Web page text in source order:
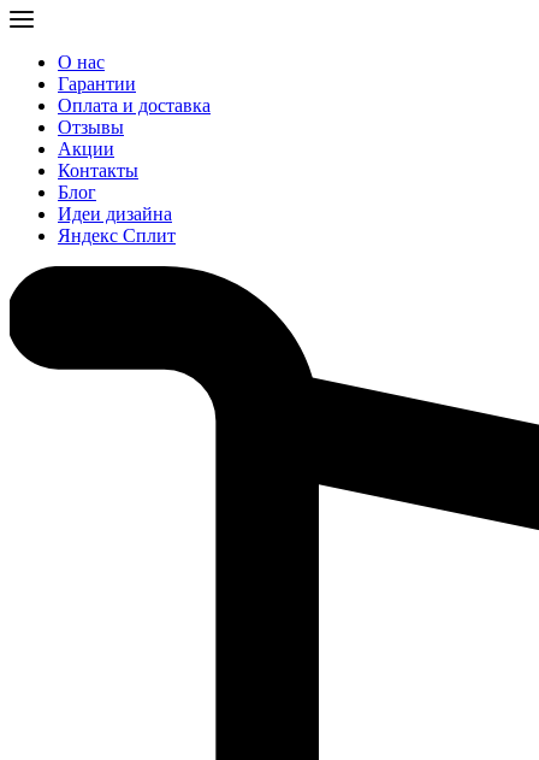
О нас
Гарантии
Оплата и доставка
Отзывы
Акции
Контакты
Блог
Идеи дизайна
Яндекс Сплит